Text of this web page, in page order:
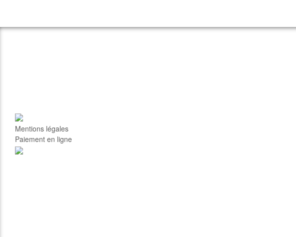
Mentions légales
Paiement en ligne